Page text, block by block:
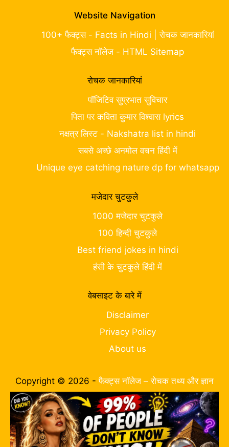
Website Navigation
100+ फैक्ट्स - Facts in Hindi | रोचक जानकारियां
फैक्ट्स नॉलेज - HTML Sitemap
रोचक जानकारियां
पॉजिटिव सुप्रभात सुविचार
पिता पर कविता कुमार विश्वास lyrics
नक्षत्र लिस्ट - Nakshatra list in hindi
सबसे अच्छे अनमोल वचन हिंदी में
Unique eye catching nature dp for whatsapp
मजेदार चुटकुले
1000 मजेदार चुटकुले
100 हिन्दी चुटकुले
Best friend jokes in hindi
हंसी के चुटकुले हिंदी में
वेबसाइट के बारे में
Disclaimer
Privacy Policy
About us
Copyright © 2026 -फैक्ट्स नॉलेज – रोचक तथ्य और ज्ञान